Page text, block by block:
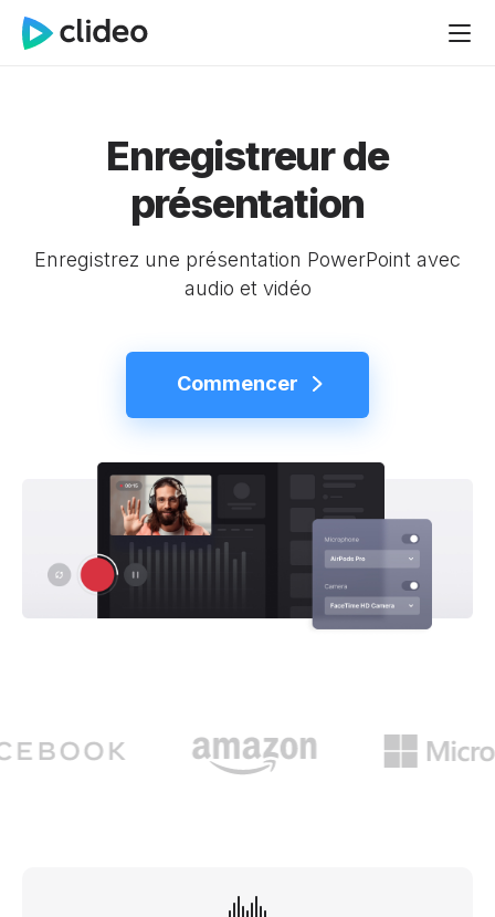
Enregistreur de
présentation
Enregistrez une présentation PowerPoint avec
audio et vidéo
Commencer